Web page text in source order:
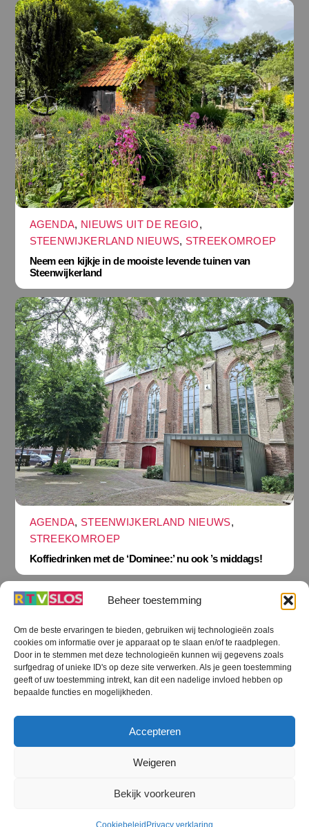
Beheer toestemming
Om de beste ervaringen te bieden, gebruiken wij technologieën zoals
cookies om informatie over je apparaat op te slaan en/of te raadplegen.
Door in te stemmen met deze technologieën kunnen wij gegevens zoals
surfgedrag of unieke ID's op deze site verwerken. Als je geen toestemming
geeft of uw toestemming intrekt, kan dit een nadelige invloed hebben op
bepaalde functies en mogelijkheden.
Accepteren
Weigeren
Bekijk voorkeuren
Cookiebeleid Privacy verklaring
AGENDA, NIEUWS UIT DE REGIO,
STEENWIJKERLAND NIEUWS, STREEKOMROEP
Neem een kijkje in de mooiste levende tuinen van
Steenwijkerland
AGENDA, STEENWIJKERLAND NIEUWS,
STREEKOMROEP
Koffiedrinken met de ‘Dominee:’ nu ook ’s middags!
Terug
naar
boven
RTV SLOS
RTV SLOS ANBI